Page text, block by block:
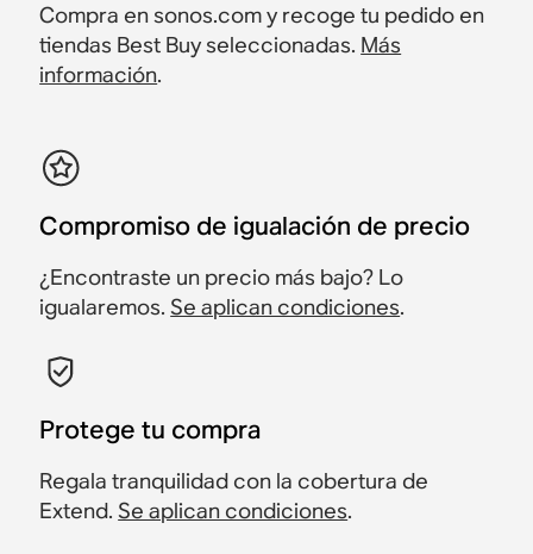
Compra en sonos.com y recoge tu pedido en
tiendas Best Buy seleccionadas. Más
información.
Compromiso de igualación de precio
¿Encontraste un precio más bajo? Lo
igualaremos.Se aplican condiciones.
Protege tu compra
Regala tranquilidad con la cobertura de
Extend.Se aplican condiciones.